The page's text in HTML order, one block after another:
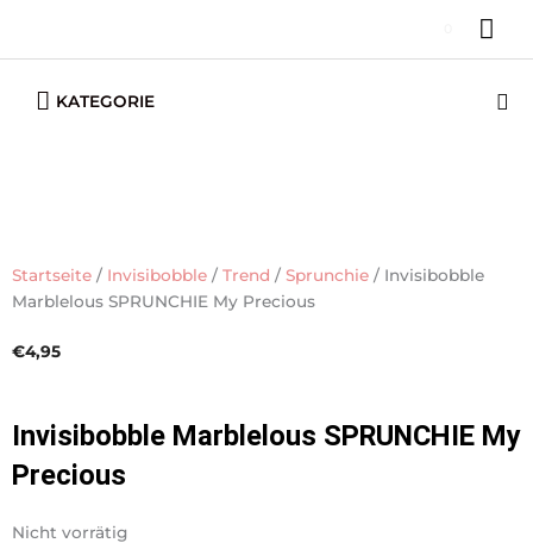
springen
KATEGORIE
Startseite / Invisibobble / Trend / Sprunchie / Invisibobble
Marblelous SPRUNCHIE My Precious
€4,95
Invisibobble Marblelous SPRUNCHIE My
Precious
Nicht vorrätig